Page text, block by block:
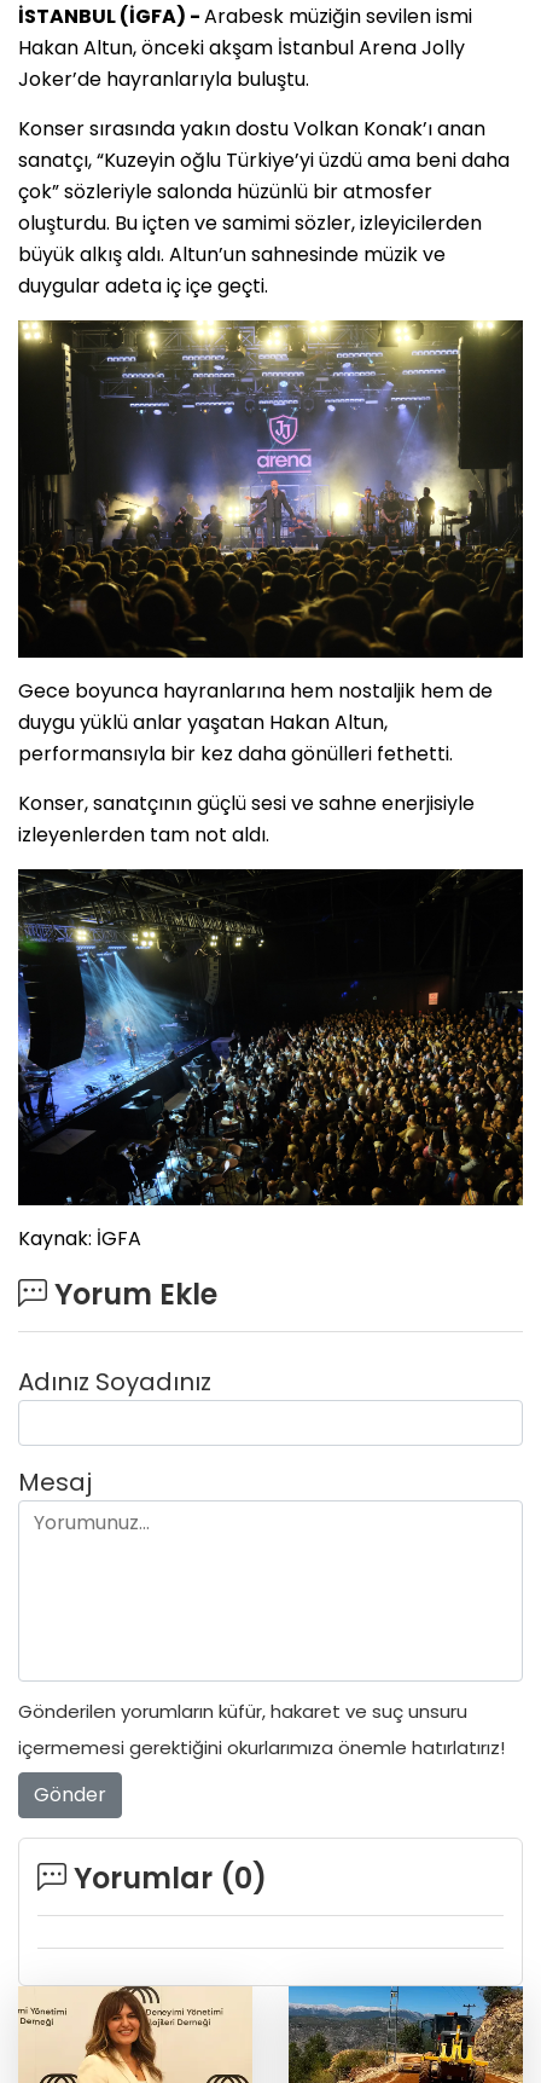
İSTANBUL (İGFA) -Arabesk müziğin sevilen ismi
Hakan Altun, önceki akşam İstanbul Arena Jolly
Joker’de hayranlarıyla buluştu.
Konser sırasında yakın dostu Volkan Konak’ı anan
sanatçı, “Kuzeyin oğlu Türkiye’yi üzdü ama beni daha
çok” sözleriyle salonda hüzünlü bir atmosfer
oluşturdu. Bu içten ve samimi sözler, izleyicilerden
büyük alkış aldı. Altun’un sahnesinde müzik ve
duygular adeta iç içe geçti.
Gece boyunca hayranlarına hem nostaljik hem de
duygu yüklü anlar yaşatan Hakan Altun,
performansıyla bir kez daha gönülleri fethetti.
Konser, sanatçının güçlü sesi ve sahne enerjisiyle
izleyenlerden tam not aldı.
Kaynak: İGFA
Yorum Ekle
Adınız Soyadınız
Mesaj
Gönderilen yorumların küfür, hakaret ve suç unsuru
içermemesi gerektiğini okurlarımıza önemle hatırlatırız!
Gönder
Yorumlar (0)